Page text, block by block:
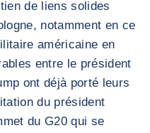
de liens solides
notamment en ce
américaine en
entre le président
ont déjà porté leurs
du président
du G20 qui se